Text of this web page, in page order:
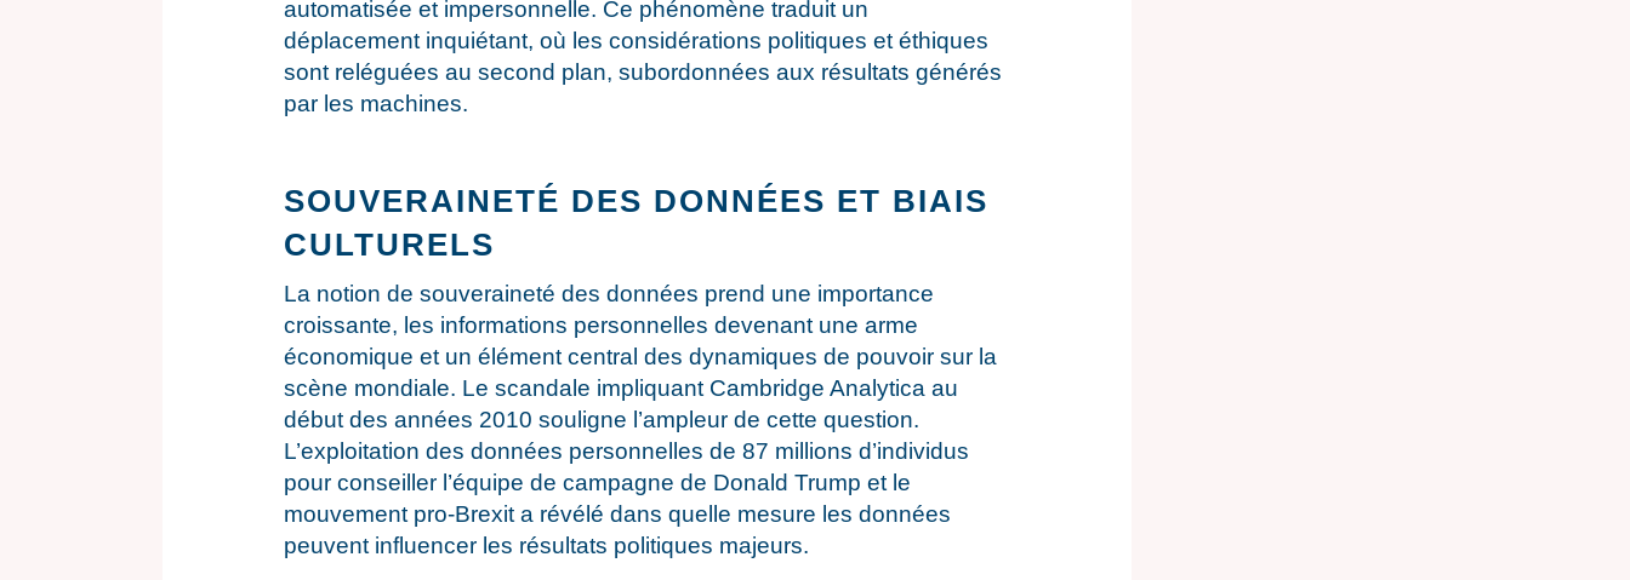
automatisée et impersonnelle. Ce phénomène traduit un
déplacement inquiétant, où les considérations politiques et éthiques
sont reléguées au second plan, subordonnées aux résultats générés
par les machines.
SOUVERAINETÉ DES DONNÉES ET BIAIS
CULTURELS
La notion de souveraineté des données prend une importance
croissante, les informations personnelles devenant une arme
économique et un élément central des dynamiques de pouvoir sur la
scène mondiale. Le scandale impliquant Cambridge Analytica au
début des années 2010 souligne l’ampleur de cette question.
L’exploitation des données personnelles de 87 millions d’individus
pour conseiller l’équipe de campagne de Donald Trump et le
mouvement pro-Brexit a révélé dans quelle mesure les données
peuvent influencer les résultats politiques majeurs.